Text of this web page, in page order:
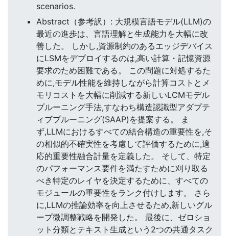
scenarios.
Abstract（参考訳）: 大規模言語モデル(LLM)の
最近の進歩は、言語理解と生成能力を大幅に改
善した。 しかし,資源制約のあるエッジデバイス
にLSMをデプロイするのは,高い計算・記憶資源
要求のため困難である。 この問題に対処するた
めに,モデル性能を維持しながら計算コストとメ
モリコストを大幅に削減する新しいLCMモデル
プルーニング手法,すなわち構造認識型アダプテ
ィブプルーニング(SAAP)を提案する。 ま
ず,LLMにおけるすべての結合構造の重要性を,そ
の相似的不確実性を考慮して評価するために,適
応的重要性融合計量を定義した。 そして、特定
のパフォーマンス要件を満たすために刈り取る
べき特定のレイヤを決定するために、すべての
モジュールの重要性をランク付けします。 さら
に,LLMの推論効率を向上させるため,新しいグル
ープ微調整戦略を開発した。 最後に、ゼロショ
ット分類とテキスト生成という2つの共通タスク